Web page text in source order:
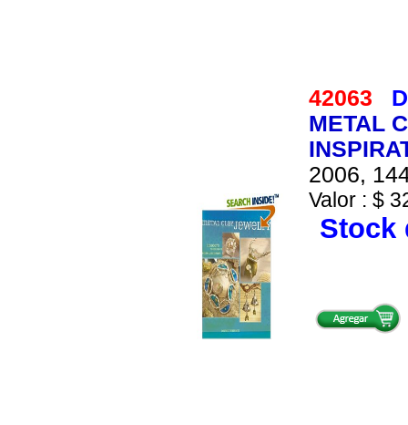
42063
METAL
2006,
Valor : $
Stock